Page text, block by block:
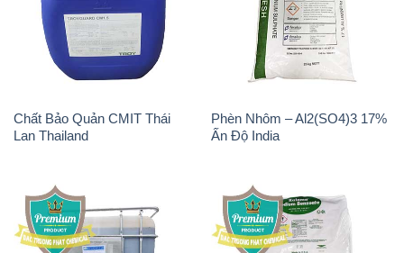
Chất Bảo Quản CMIT Thái
Lan Thailand
Phèn Nhôm – Al2(SO4)3 17%
Ấn Độ India